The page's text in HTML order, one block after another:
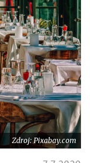
Zdroj: Pixabay.com